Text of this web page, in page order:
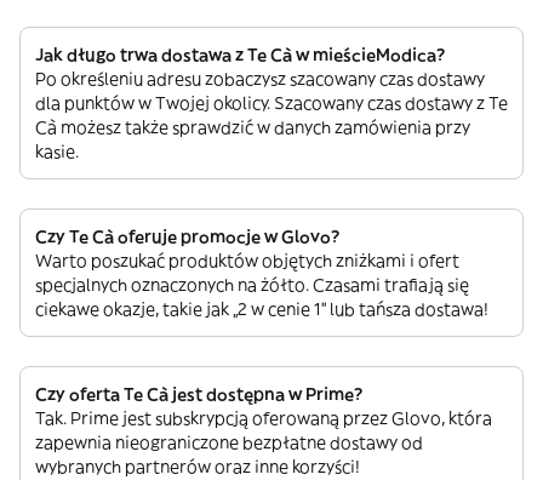
Jak długo trwa dostawa z Te Cà w mieścieModica?
Po określeniu adresu zobaczysz szacowany czas dostawy
dla punktów w Twojej okolicy. Szacowany czas dostawy z Te
Cà możesz także sprawdzić w danych zamówienia przy
kasie.
Czy Te Cà oferuje promocje w Glovo?
Warto poszukać produktów objętych zniżkami i ofert
specjalnych oznaczonych na żółto. Czasami trafiają się
ciekawe okazje, takie jak „2 w cenie 1” lub tańsza dostawa!
Czy oferta Te Cà jest dostępna w Prime?
Tak. Prime jest subskrypcją oferowaną przez Glovo, która
zapewnia nieograniczone bezpłatne dostawy od
wybranych partnerów oraz inne korzyści!